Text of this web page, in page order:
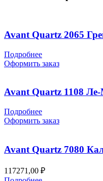
Avant Quartz 2065
Подробнее
Оформить заказ
Avant Quartz 1108
Подробнее
Оформить заказ
Avant Quartz 7080
117271,00 ₽